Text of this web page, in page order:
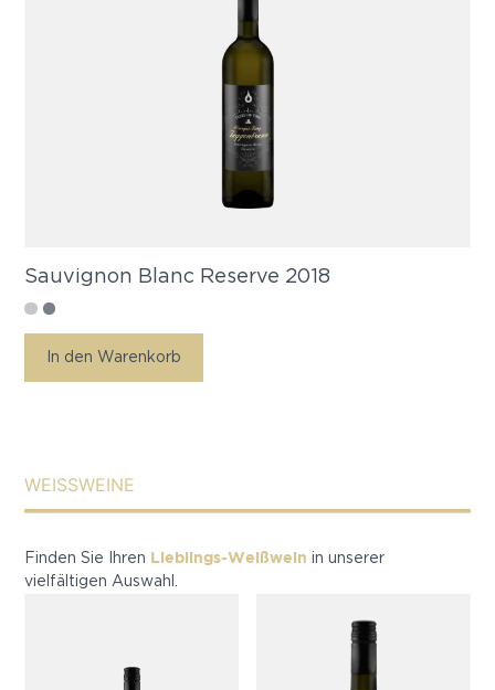
Sauvignon Blanc Reserve 2018
In den Warenkorb
WEISSWEINE
Finden Sie Ihren Lieblings-Weißwein in unserer
vielfältigen Auswahl.